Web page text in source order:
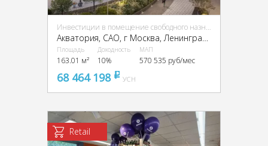
Инвестиции в помещение свободного назначения (ПСН)
Площадь
163.01 м²
Доходность
10%
МАП
570 535 руб/мес
68 464 198 pуб
УСН
Retail